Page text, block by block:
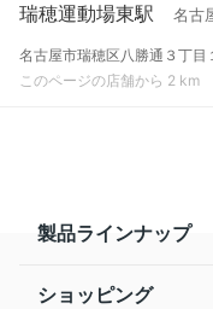
瑞穂運動場東駅 名古
名古屋市瑞穂区八勝通３丁目
このページの店舗から 2 km
製品ラインナップ
ショッピング